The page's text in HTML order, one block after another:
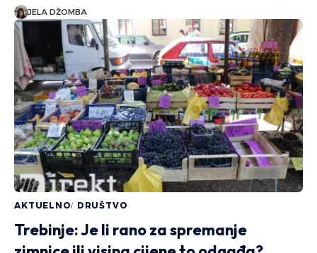
JELA DŽOMBA
AKTUELNO DRUŠTVO
Trebinje: Je li rano za spremanje